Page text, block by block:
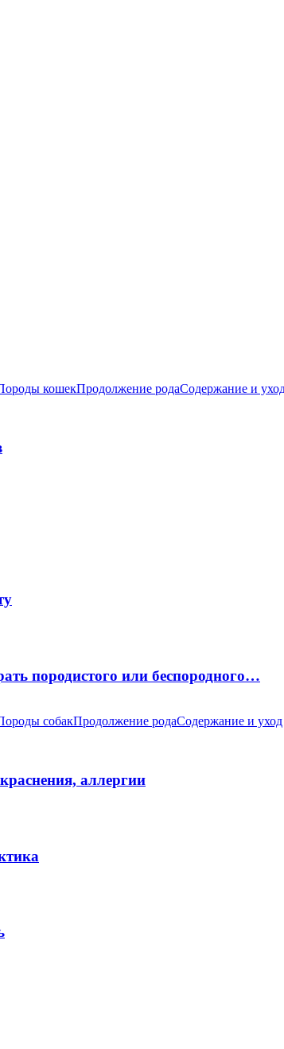
кошекПродолжение родаСодержание и
породистого или беспородного…
собакПродолжение родаСодержание и уход
аллергии